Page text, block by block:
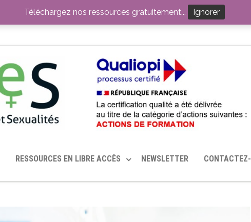
PAR LE CERHES® FRANCE OUTILS EN SANTÉ SEXUELLE
RESSOURCES EN LIBRE ACCÈS NEWSLETTER
Téléchargez nos ressources gratuitement... Ignorer